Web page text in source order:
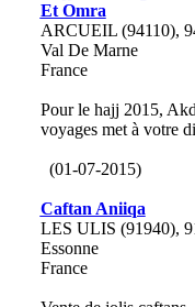
Et Omra
ARCUEIL (94110),
Val De Marne
France
Pour le hajj 2015,
voyages met à votre
(01-07-2015)
Caftan Aniiqa
LES ULIS (91940),
Essonne
France